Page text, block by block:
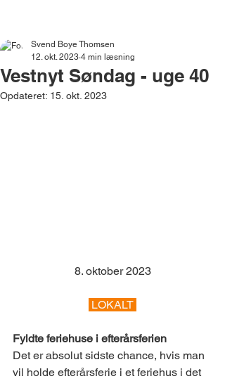
Vestnyt Søndag - uge 40
Svend Boye Thomsen
12. okt. 2023 4 min læsning
Opdateret: 15. okt. 2023
8. oktober 2023
LOKALT
Fyldte feriehuse i efterårsferien
Det er absolut sidste chance, hvis man
vil holde efterårsferie i et feriehus i det